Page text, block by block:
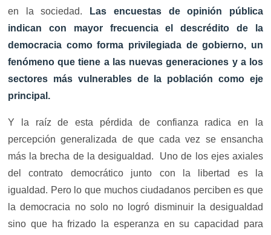
en la sociedad.
Las encuestas de opinión pública
indican con mayor frecuencia el descrédito de la
democracia como forma privilegiada de gobierno, un
fenómeno que tiene a las nuevas generaciones y a los
sectores más vulnerables de la población como eje
principal.
Y la raíz de esta pérdida de confianza radica en la
percepción generalizada de que cada vez se ensancha
más la brecha de la desigualdad. Uno de los ejes axiales
del contrato democrático junto con la libertad es la
igualdad. Pero lo que muchos ciudadanos perciben es que
la democracia no solo no logró disminuir la desigualdad
sino que ha frizado la esperanza en su capacidad para